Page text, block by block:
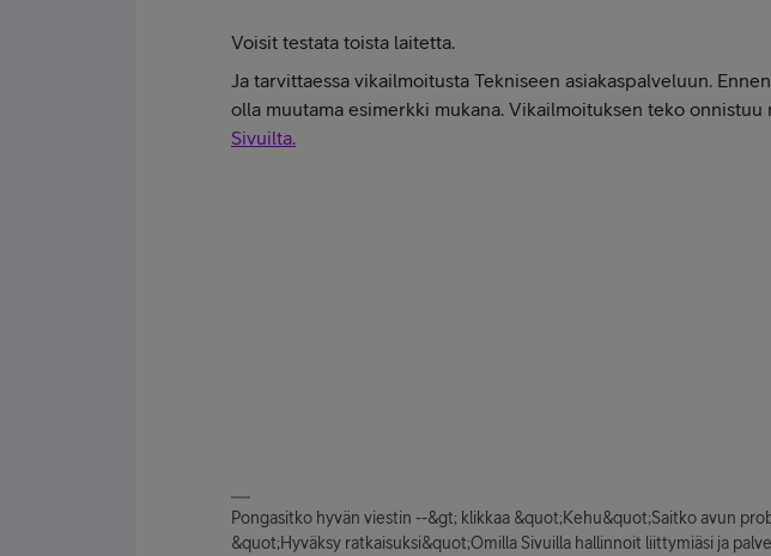
Voisit testata toista laitetta.
Ja tarvittaessa vikailmoitusta Tekniseen asiakaspalveluun.
olla muutama esimerkki mukana. Vikailmoituksen teko onnistuu
Sivuilta.
Pongasitko hyvän viestin --&gt; klikkaa &quot;Kehu&quot;Saitko avun
&quot;Hyväksy ratkaisuksi&quot;Omilla Sivuilla hallinnoit liittymiäsi ja